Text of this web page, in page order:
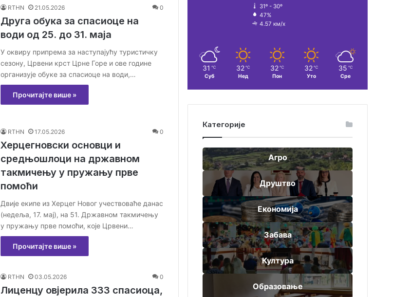
RTHN 21.05.2026 0
Друга обука за спасиоце на
води од 25. до 31. маја
У оквиру припрема за наступајућу туристичку
сезону, Црвени крст Црне Горе и ове године
организује обуке за спасиоце на води,…
Прочитајте више »
RTHN 17.05.2026 0
Херцегновски основци и
средњошлоци на државном
такмичењу у пружању прве
помоћи
Двије екипе из Херцег Новог учествоваће данас
(недеља, 17. мај), на 51. Државном такмичењу
у пружању прве помоћи, које Црвени…
Прочитајте више »
RTHN 03.05.2026 0
Лиценцу овјерила 333 спасиоца,
31º - 30º
47%
4.57 км/х
31 ℃
Суб
32 ℃
Нед
32 ℃
Пон
32 ℃
Уто
35 ℃
Сре
Категорије
Агро
Друштво
Економија
Забава
Култура
Образовање